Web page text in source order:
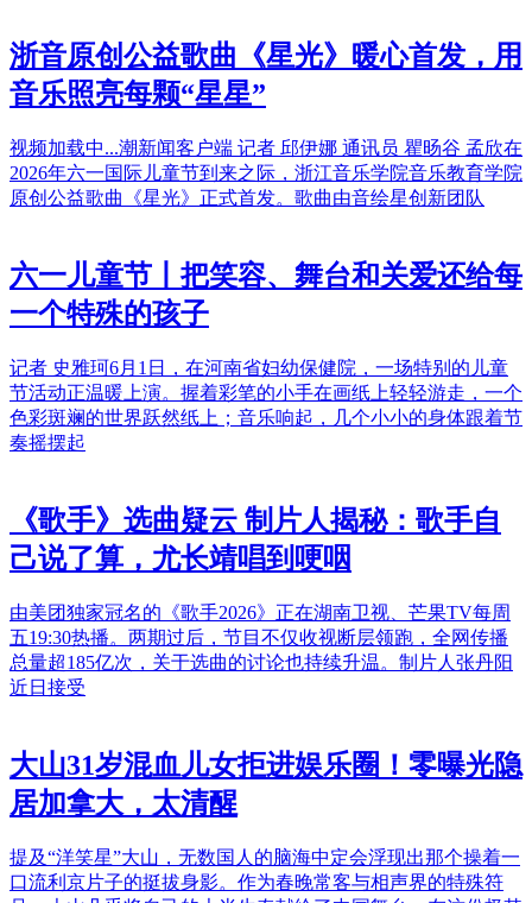
浙音原创公益歌曲《星光》暖心首发，用
音乐照亮每颗“星星”
视频加载中...潮新闻客户端 记者 邱伊娜 通讯员 瞿旸谷 孟欣在
2026年六一国际儿童节到来之际，浙江音乐学院音乐教育学院
原创公益歌曲《星光》正式首发。歌曲由音绘星创新团队
六一儿童节丨把笑容、舞台和关爱还给每
一个特殊的孩子
记者 史雅珂6月1日，在河南省妇幼保健院，一场特别的儿童
节活动正温暖上演。握着彩笔的小手在画纸上轻轻游走，一个
色彩斑斓的世界跃然纸上；音乐响起，几个小小的身体跟着节
奏摇摆起
《歌手》选曲疑云 制片人揭秘：歌手自
己说了算，尤长靖唱到哽咽
由美团独家冠名的《歌手2026》正在湖南卫视、芒果TV每周
五19:30热播。两期过后，节目不仅收视断层领跑，全网传播
总量超185亿次，关于选曲的讨论也持续升温。制片人张丹阳
近日接受
大山31岁混血儿女拒进娱乐圈！零曝光隐
居加拿大，太清醒
提及“洋笑星”大山，无数国人的脑海中定会浮现出那个操着一
口流利京片子的挺拔身影。作为春晚常客与相声界的特殊符